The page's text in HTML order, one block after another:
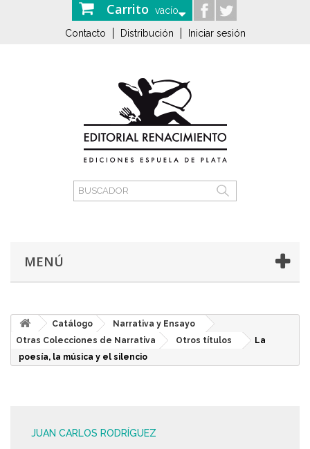
Carrito vacío
Contacto Distribución Iniciar sesión
MENÚ
Catálogo
Narrativa y Ensayo
Otras Colecciones de Narrativa
Otros títulos
La
poesía, la música y el silencio
JUAN CARLOS RODRÍGUEZ